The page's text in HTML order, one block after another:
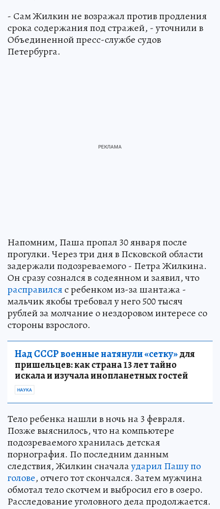
- Сам Жилкин не возражал против продления
срока содержания под стражей, - уточнили в
Объединенной пресс-службе судов
Петербурга.
Напомним, Паша пропал 30 января после
прогулки. Через три дня в Псковской области
задержали подозреваемого - Петра Жилкина.
Он сразу сознался в содеянном и заявил, что
расправилсяс ребенком из-за шантажа -
мальчик якобы требовал у него 500 тысяч
рублей за молчание о нездоровом интересе со
стороны взрослого.
Над СССР военные натянули «сетку»для
пришельцев: как страна 13 лет тайно
искала и изучала инопланетных гостей
НАУКА
Тело ребенка нашли в ночь на 3 февраля.
Позже выяснилось, что на компьютере
подозреваемого хранилась детская
порнография. По последним данным
следствия, Жилкин сначалаударил Пашу по
голове, отчего тот скончался. Затем мужчина
обмотал тело скотчем и выбросил его в озеро.
Расследование уголовного дела продолжается.